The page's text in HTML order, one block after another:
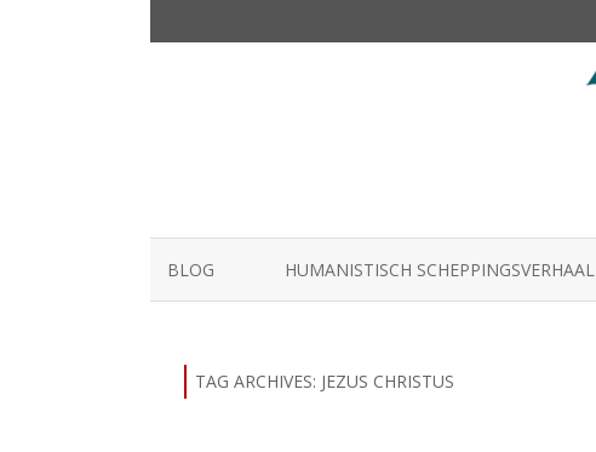
BLOG HUMANISTISCH SCHEPPINGSVERHAAL
TAG ARCHIVES: JEZUS CHRISTUS